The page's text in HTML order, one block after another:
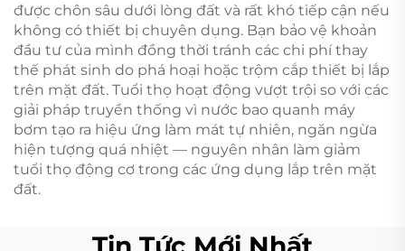
được chôn sâu dưới lòng đất và rất khó tiếp cận nếu
không có thiết bị chuyên dụng. Bạn bảo vệ khoản
đầu tư của mình đồng thời tránh các chi phí thay
thế phát sinh do phá hoại hoặc trộm cắp thiết bị lắp
trên mặt đất. Tuổi thọ hoạt động vượt trội so với các
giải pháp truyền thống vì nước bao quanh máy
bơm tạo ra hiệu ứng làm mát tự nhiên, ngăn ngừa
hiện tượng quá nhiệt — nguyên nhân làm giảm
tuổi thọ động cơ trong các ứng dụng lắp trên mặt
đất.